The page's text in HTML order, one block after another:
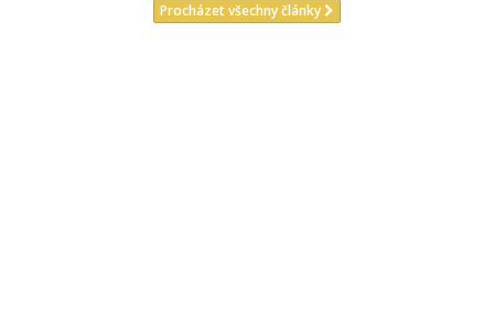
Procházet všechny články